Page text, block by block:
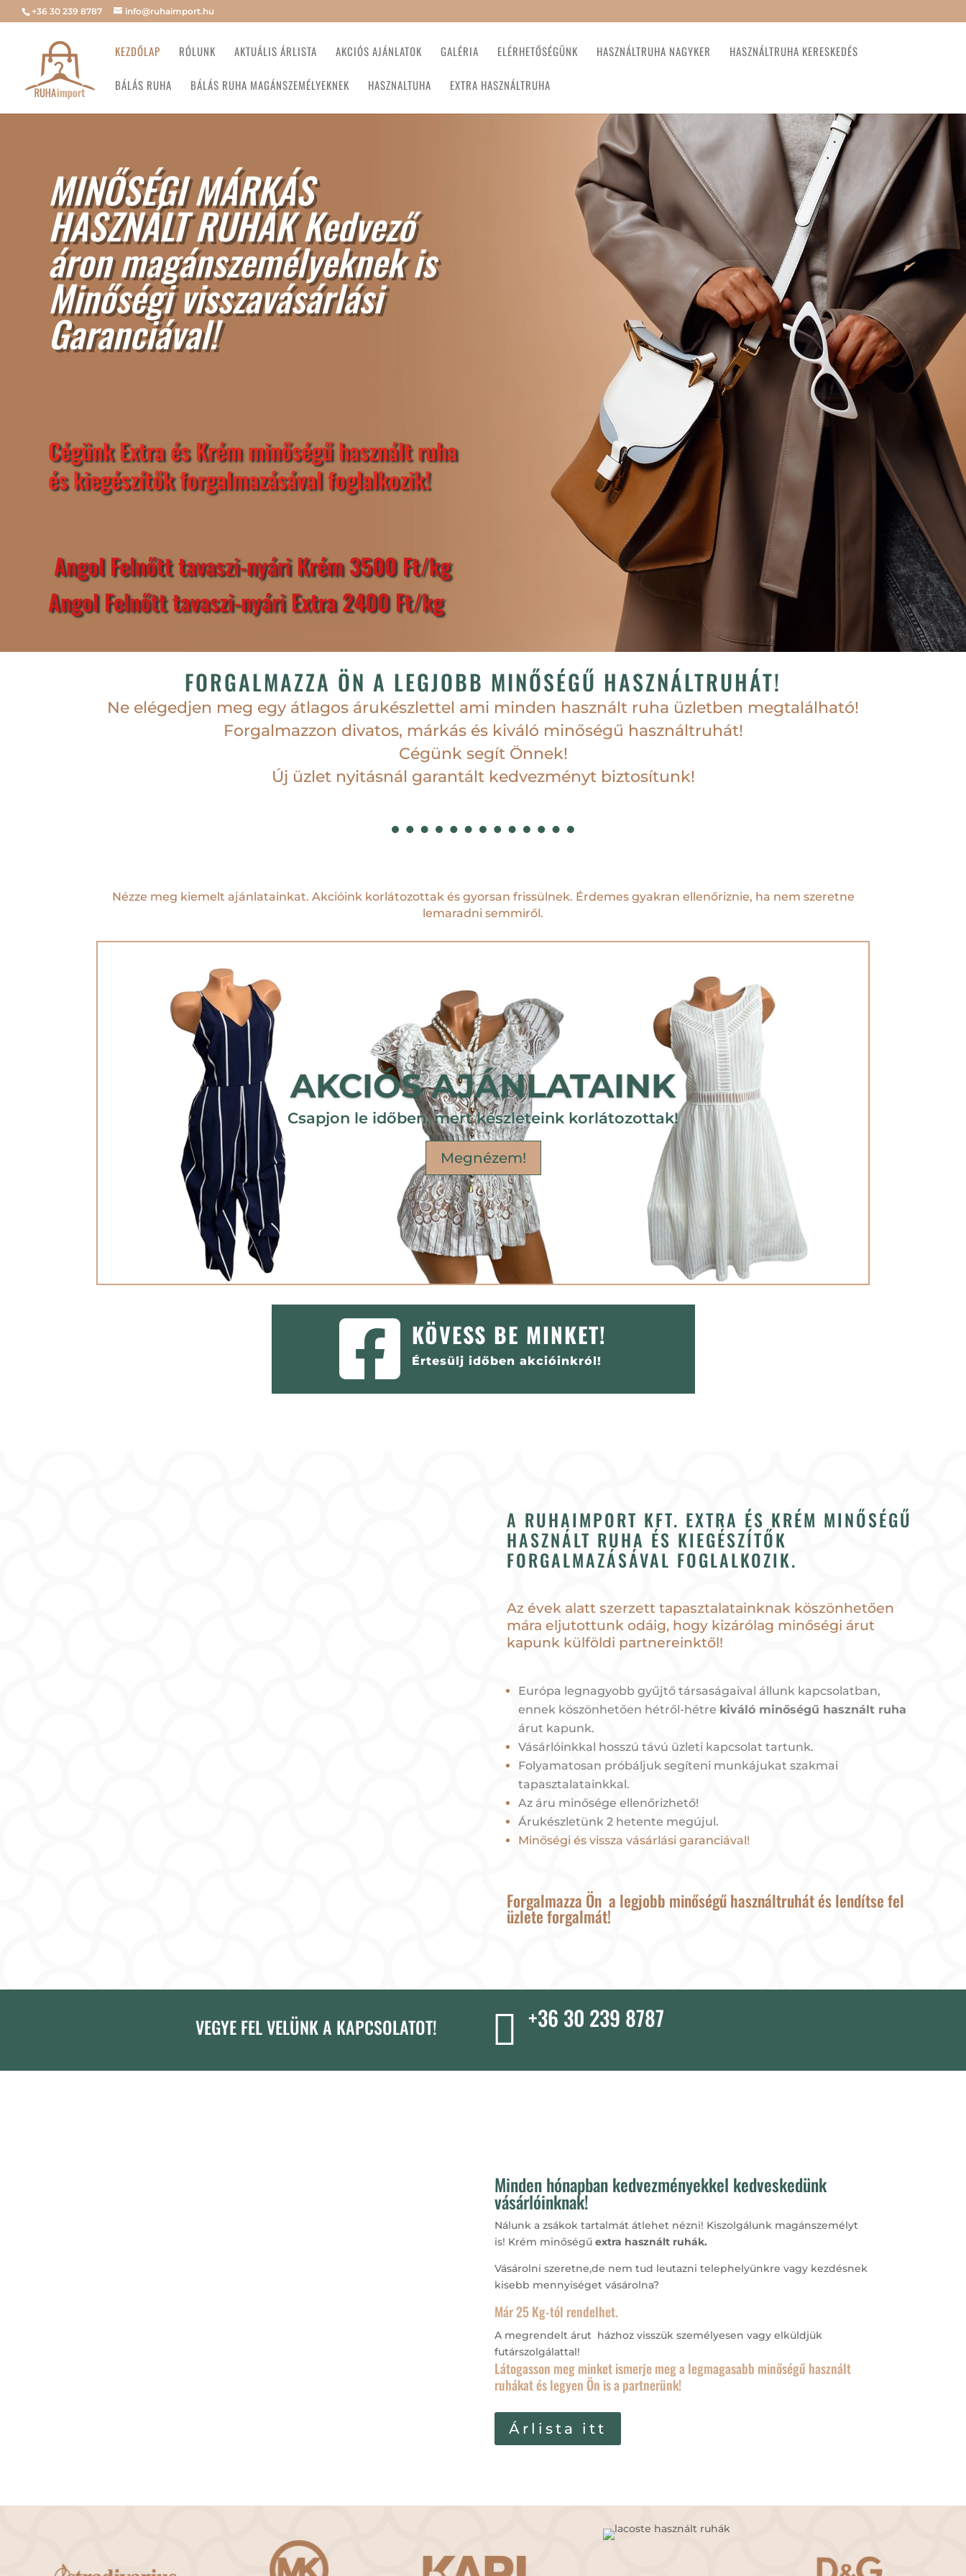
+36 30 239 8787 info@ruhaimport.hu
KEZDŐLAP RÓLUNK AKTUÁLIS ÁRLISTA AKCIÓS AJÁNLATOK GALÉRIA ELÉRHETŐSÉGÜNK HASZNÁLTRUHA NAGYKER HASZNÁLTRUHA KERESKEDÉS
BÁLÁS RUHA BÁLÁS RUHA MAGÁNSZEMÉLYEKNEK HASZNALTUHA EXTRA HASZNÁLTRUHA
MINŐSÉGI MÁRKÁS
HASZNÁLT RUHÁK Kedvező
áron magánszemélyeknek is
Minőségi visszavásárlási
Garanciával!
Cégünk Extra és Krém minőségű használt ruha
és kiegészítők forgalmazásával foglalkozik!
Angol Felnőtt tavaszi-nyári Krém 3500 Ft/kg
Angol Felnőtt tavaszi-nyári Extra 2400 Ft/kg
FORGALMAZZA ÖN A LEGJOBB MINŐSÉGŰ HASZNÁLTRUHÁT!
Ne elégedjen meg egy átlagos árukészlettel ami minden használt ruha üzletben megtalálható!
Forgalmazzon divatos, márkás és kiváló minőségű használtruhát!
Cégünk segít Önnek!
Új üzlet nyitásnál garantált kedvezményt biztosítunk!
Nézze meg kiemelt ajánlatainkat. Akcióink korlátozottak és gyorsan frissülnek. Érdemes gyakran ellenőriznie, ha nem szeretne
lemaradni semmiről.
AKCIÓS AJÁNLATAINK
Csapjon le időben, mert készleteink korlátozottak!
Megnézem!
 KÖVESS BE MINKET!
Értesülj időben akcióinkról!
A RUHAIMPORT KFT. EXTRA ÉS KRÉM MINŐSÉGŰ
HASZNÁLT RUHA ÉS KIEGÉSZÍTŐK
FORGALMAZÁSÁVAL FOGLALKOZIK.
Az évek alatt szerzett tapasztalatainknak köszönhetően
mára eljutottunk odáig, hogy kizárólag minőségi árut
kapunk külföldi partnereinktől!
Európa legnagyobb gyűjtő társaságaival állunk kapcsolatban,
ennek köszönhetően hétről-hétre kiváló minőségű használt ruha
árut kapunk.
Vásárlóinkkal hosszú távú üzleti kapcsolat tartunk.
Folyamatosan próbáljuk segíteni munkájukat szakmai
tapasztalatainkkal.
Az áru minősége ellenőrizhető!
Árukészletünk 2 hetente megújul.
Minőségi és vissza vásárlási garanciával!
Forgalmazza Ön a legjobb minőségű használtruhát és lendítse fel
üzlete forgalmát!
VEGYE FEL VELÜNK A KAPCSOLATOT!  +36 30 239 8787
Minden hónapban kedvezményekkel kedveskedünk
vásárlóinknak!
Nálunk a zsákok tartalmát átlehet nézni! Kiszolgálunk magánszemélyt
is! Krém minőségűextra használt ruhák.
Vásárolni szeretne,de nem tud leutazni telephelyünkre vagy kezdésnek
kisebb mennyiséget vásárolna?
Már 25 Kg-tól rendelhet.
A megrendelt árut házhoz visszük személyesen vagy elküldjük
futárszolgálattal!
Látogasson meg minket ismerje meg a legmagasabb minőségű használt
ruhákat és legyen Ön is a partnerünk!
Árlista itt